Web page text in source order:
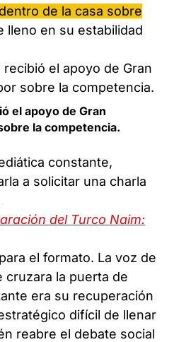
de la casa sobre
lleno en su estabilidad
el apoyo de Gran
la competencia.
constante,
a solicitar una charla
del Turco Naim:
el formato. La voz de
cruzara la puerta de
era su recuperación
difícil de llenar
reabre el debate social